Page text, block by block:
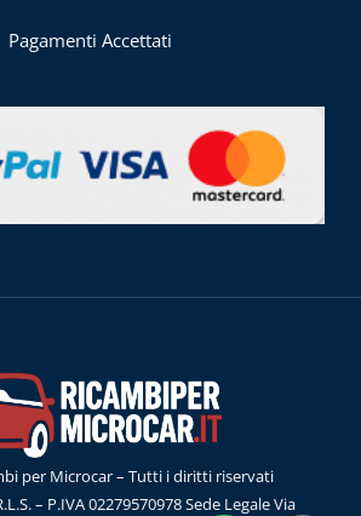
Pagamenti Accettati
per Microcar – Tutti i diritti riservati
– P.IVA 02279570978 Sede Legale Via